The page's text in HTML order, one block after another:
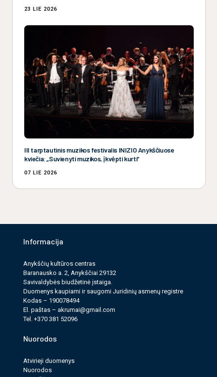
23 LIE 2026
III tarptautinis muzikos festivalis INIZIO Anykščiuose
kviečia: „Suvienyti muzikos, įkvėpti kurti“
07 LIE 2026
Informacija
Anykščių kultūros cen­tras
Baranausko a. 2, Anykščiai 29132
Savi­valdy­bės biudžet­inė įstaiga.
Duomenys kau­pi­ami ir saugomi Juri­dinių asmenų reg­istre
Kodas – 190078494
El. paš­tas – akrumai@gmail.com
Tel. +370 381 52096
Nuorodos
Atvirieji duomenys
Nuorodos